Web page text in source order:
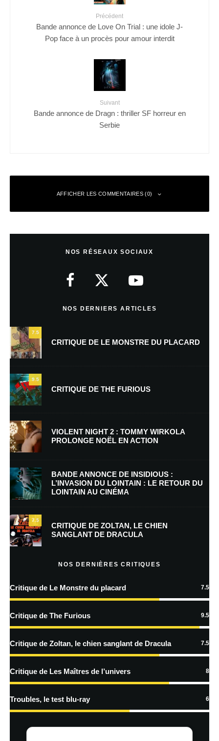
Précédent
Bande annonce de Love On Trial : une idole J-
Pop face à un procès pour amour interdit
Suivant
Bande annonce de Dragn : thriller SF horreur en
Serbie
AFFICHER LES COMMENTAIRES (0)
Nom*
E-mail *
Enregistrer mon nom, mon e-mail et mon site dans le navigateur pour
mon prochain commentaire.
Prévenez-moi de tous les nouveaux commentaires par e-mail.
Prévenez-moi de tous les nouveaux articles par e-mail.
En savoir
traitées
NOS RÉSEAUX SOCIAUX
NOS DERNIERS ARTICLES
7.5
CRITIQUE DE LE MONSTRE DU PLACARD
9.5
CRITIQUE DE THE FURIOUS
VIOLENT NIGHT 2 : TOMMY WIRKOLA
PROLONGE NOËL EN ACTION
BANDE ANNONCE DE INSIDIOUS :
L’INVASION DU LOINTAIN : LE RETOUR DU
LOINTAIN AU CINÉMA
7.5
CRITIQUE DE ZOLTAN, LE CHIEN
SANGLANT DE DRACULA
NOS DERNIÈRES CRITIQUES
Critique de Le Monstre du placard 7.5
Critique de The Furious 9.5
Critique de Zoltan, le chien sanglant de Dracula 7.5
Critique de Les Maîtres de l’univers 8
Troubles, le test blu-ray 6